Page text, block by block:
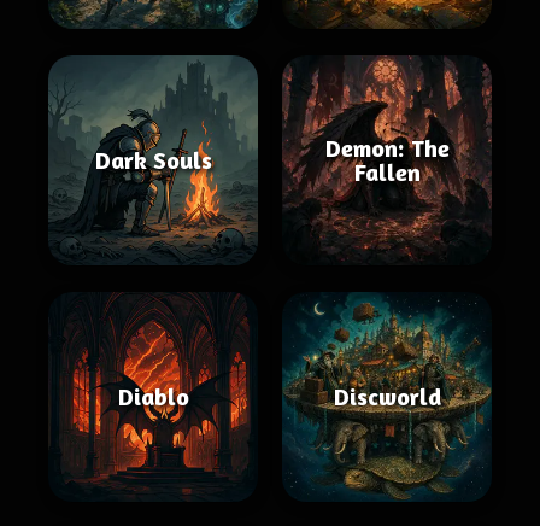
Dark Souls
Demon: The
Fallen
Diablo Discworld